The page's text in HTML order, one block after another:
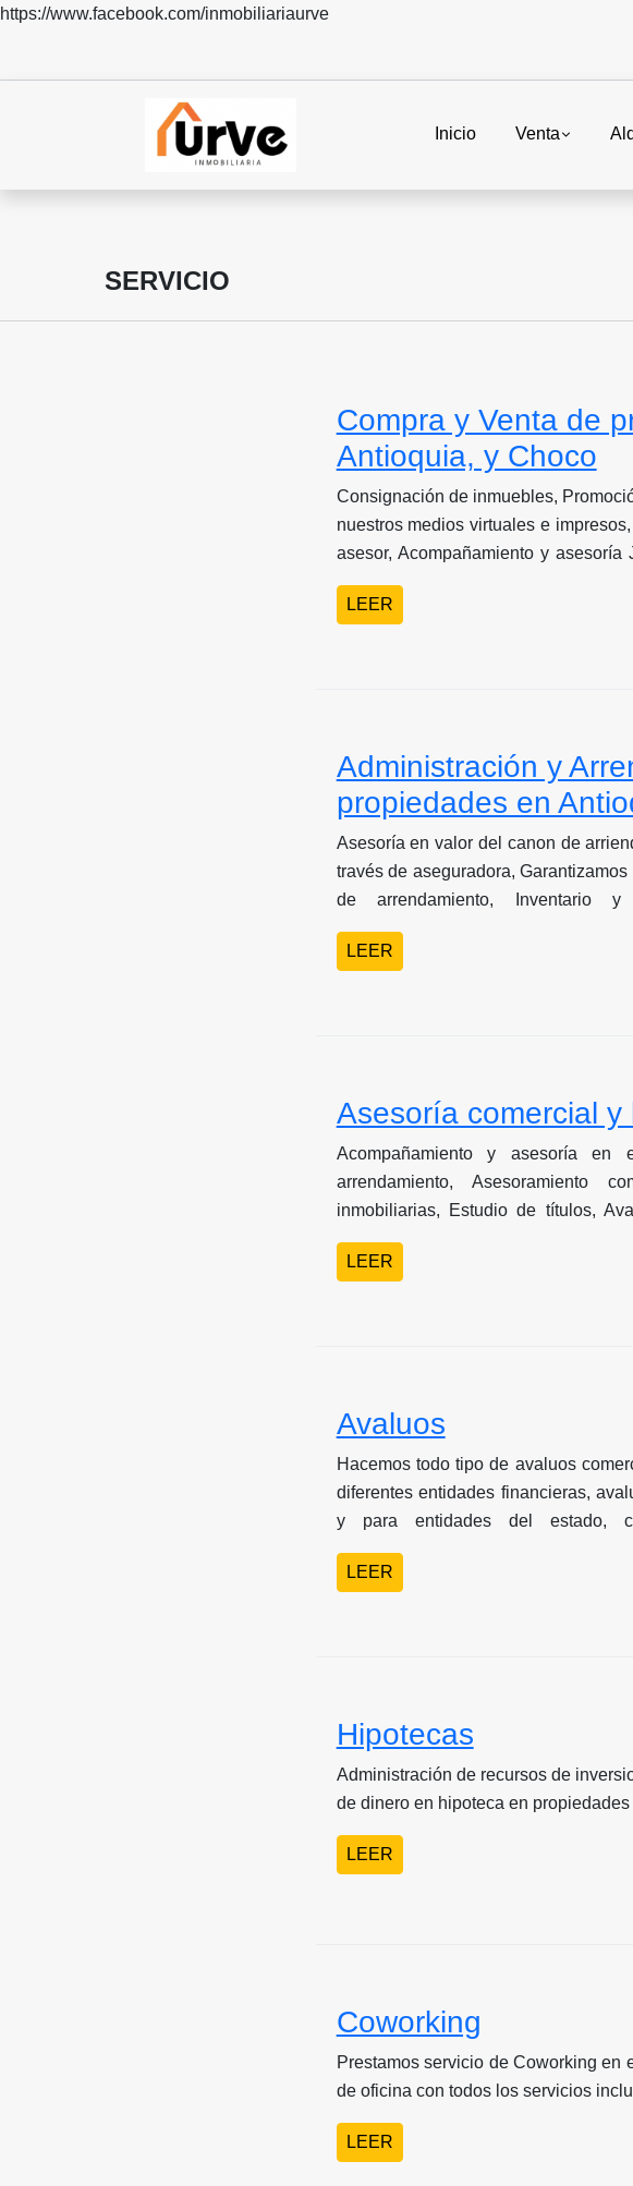
https://www.facebook.com/inmobiliariaurve
Inicio Venta
SERVICIO
Compra y Venta de
Antioquia, y Choco
Consignación de inmuebles,
nuestros medios virtuales e impresos, Visitas programadas por el
asesor, Acompañamiento y
de venta de propiedades
LEER
Administración y
propiedades en
Asesoría en valor del canon de
través de aseguradora,
de arrendamiento, Inventario
Administración del inmueble,
administración y servicios públicos,
LEER
Asesoría comercial y
Acompañamiento y asesoría
arrendamiento, Asesoramiento
inmobiliarias, Estudio de títulos,
urbanos.
LEER
Avaluos
Hacemos todo tipo de avaluos
diferentes entidades financieras,
y para entidades del estado,
certificaciones que la ley exige.
LEER
Hipotecas
Administración de recursos de
de dinero en hipoteca en propiedades
LEER
Coworking
Prestamos servicio de Coworking en
de oficina con todos los servicios
LEER